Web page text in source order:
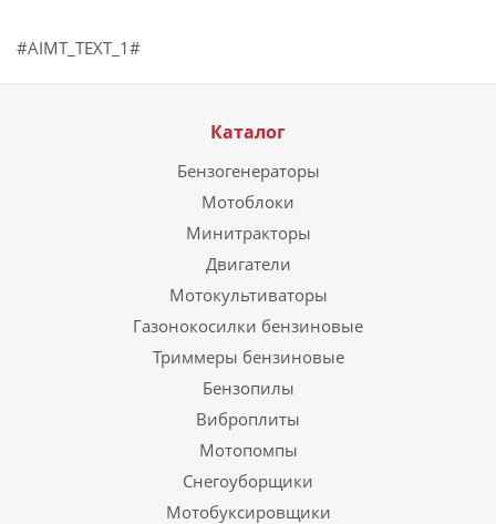
#AIMT_TEXT_1#
Каталог
Бензогенераторы
Мотоблоки
Минитракторы
Двигатели
Мотокультиваторы
Газонокосилки бензиновые
Триммеры бензиновые
Бензопилы
Виброплиты
Мотопомпы
Снегоуборщики
Мотобуксировщики